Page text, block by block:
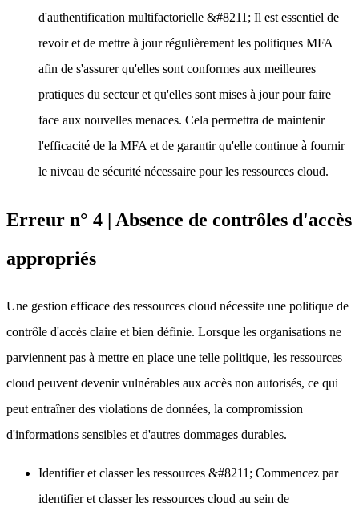
d'authentification multifactorielle &#8211; Il est essentiel de
revoir et de mettre à jour régulièrement les politiques MFA
afin de s'assurer qu'elles sont conformes aux meilleures
pratiques du secteur et qu'elles sont mises à jour pour faire
face aux nouvelles menaces. Cela permettra de maintenir
l'efficacité de la MFA et de garantir qu'elle continue à fournir
le niveau de sécurité nécessaire pour les ressources cloud.
Erreur n° 4 | Absence de contrôles d'accès
appropriés
Une gestion efficace des ressources cloud nécessite une politique de
contrôle d'accès claire et bien définie. Lorsque les organisations ne
parviennent pas à mettre en place une telle politique, les ressources
cloud peuvent devenir vulnérables aux accès non autorisés, ce qui
peut entraîner des violations de données, la compromission
d'informations sensibles et d'autres dommages durables.
Identifier et classer les ressources &#8211; Commencez par
identifier et classer les ressources cloud au sein de